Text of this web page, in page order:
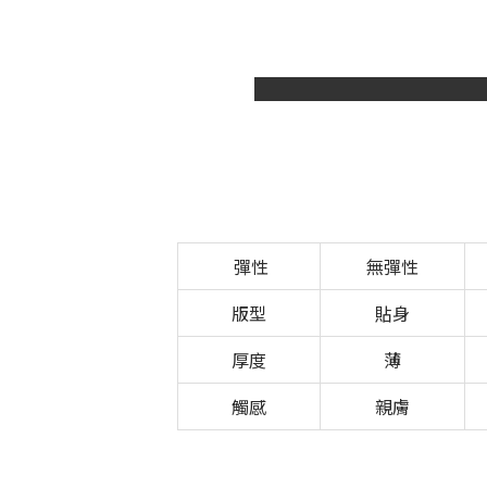
彈性 無彈性
版型
貼身
厚度
薄
觸感
親膚